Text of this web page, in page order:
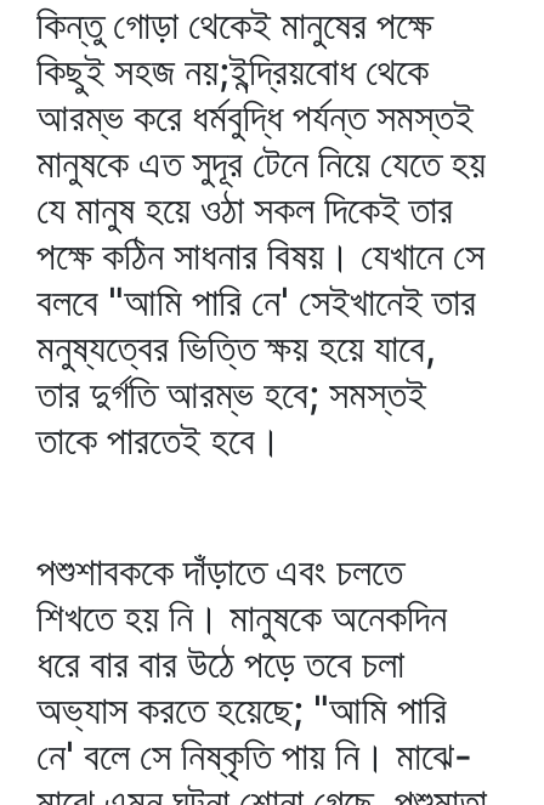
কিন্তু গোড়া থেকেই মানুষের পক্ষে
কিছুই সহজ নয়;ইন্দ্রিয়বোধ থেকে
আরম্ভ করে ধর্মবুদ্ধি পর্যন্ত সমস্তই
মানুষকে এত সুদূর টেনে নিয়ে যেতে হয়
যে মানুষ হয়ে ওঠা সকল দিকেই তার
পক্ষে কঠিন সাধনার বিষয়। যেখানে সে
বলবে "আমি পারি নে' সেইখানেই তার
মনুষ্যত্বের ভিত্তি ক্ষয় হয়ে যাবে,
তার দুর্গতি আরম্ভ হবে; সমস্তই
তাকে পারতেই হবে।
পশুশাবককে দাঁড়াতে এবং চলতে
শিখতে হয় নি। মানুষকে অনেকদিন
ধরে বার বার উঠে পড়ে তবে চলা
অভ্যাস করতে হয়েছে; "আমি পারি
নে' বলে সে নিষ্কৃতি পায় নি। মাঝে-